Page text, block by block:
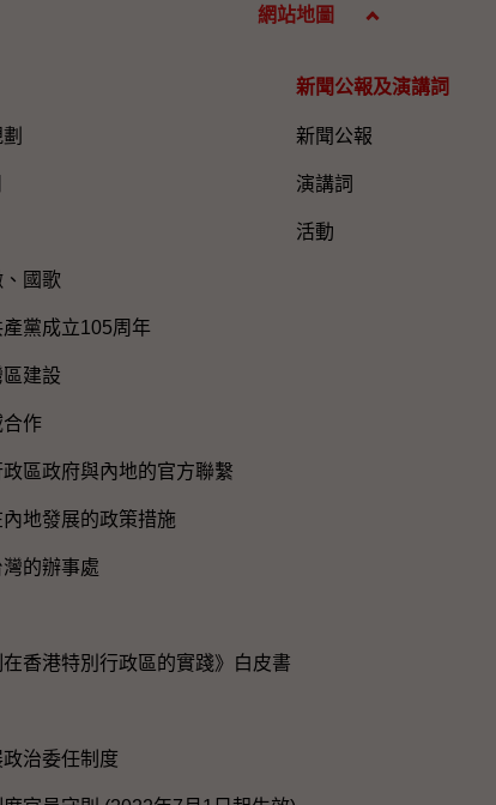
網站地圖
、國歌
黨成立105周年
建設
作
區政府與內地的官方聯繫
地發展的政策措施
的辦事處
在香港特別行政區的實踐》白皮書
治委任制度
新聞公報及演講詞
新聞公報
演講詞
活動